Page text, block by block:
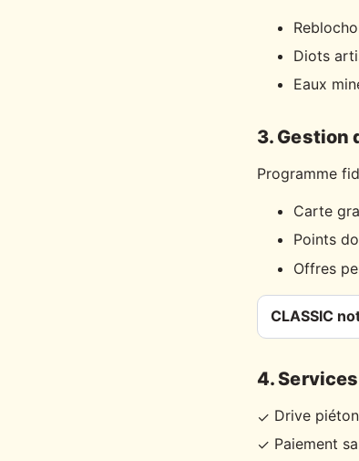
Diots
Eaux
3. Gestion
Programme
Carte
Points
Offres
CLASSIC
4.
✓ Drive piéton
✓ Paiement